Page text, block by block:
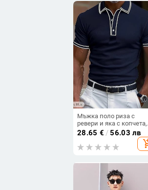
Мъжка поло риза с
ревери и яка с копчета,
спортна и
многофункционална, с
издърпване на ребра
28.65 € /56.03 лв